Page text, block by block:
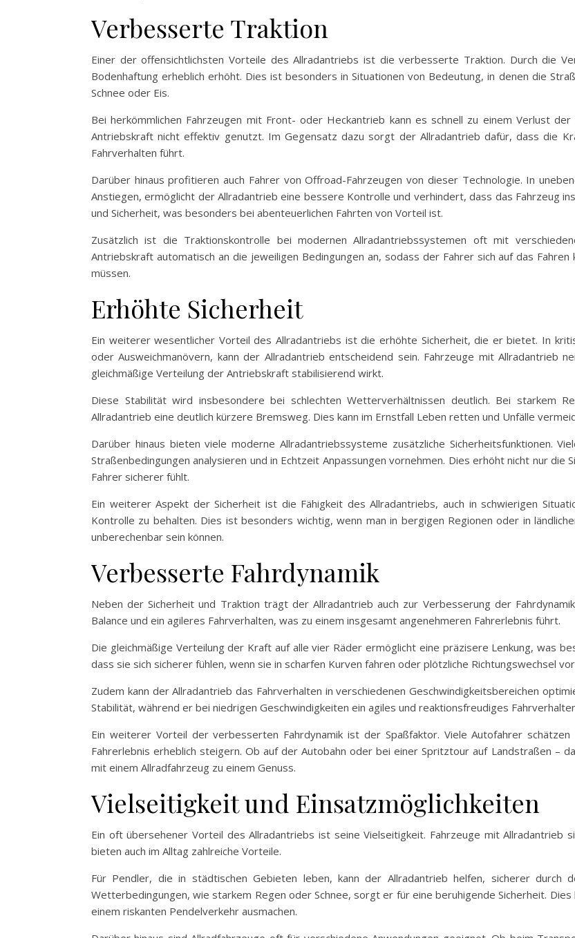
Verbesserte Traktion
Einer der offensichtlichsten Vorteile des Allradantriebs ist die verbesserte Traktion. Durch die
Bodenhaftung erheblich erhöht. Dies ist besonders in Situationen von Bedeutung, in denen die
Schnee oder Eis.
Bei herkömmlichen Fahrzeugen mit Front- oder Heckantrieb kann es schnell zu einem Verlust
Antriebskraft nicht effektiv genutzt. Im Gegensatz dazu sorgt der Allradantrieb dafür, dass die
Fahrverhalten führt.
Darüber hinaus profitieren auch Fahrer von Offroad-Fahrzeugen von dieser Technologie. In
Anstiegen, ermöglicht der Allradantrieb eine bessere Kontrolle und verhindert, dass das Fahrzeug
und Sicherheit, was besonders bei abenteuerlichen Fahrten von Vorteil ist.
Zusätzlich ist die Traktionskontrolle bei modernen Allradantriebssystemen oft mit
Antriebskraft automatisch an die jeweiligen Bedingungen an, sodass der Fahrer sich auf das
müssen.
Erhöhte Sicherheit
Ein weiterer wesentlicher Vorteil des Allradantriebs ist die erhöhte Sicherheit, die er bietet. In
oder Ausweichmanövern, kann der Allradantrieb entscheidend sein. Fahrzeuge mit Allradantrieb
gleichmäßige Verteilung der Antriebskraft stabilisierend wirkt.
Diese Stabilität wird insbesondere bei schlechten Wetterverhältnissen deutlich. Bei starkem
Allradantrieb eine deutlich kürzere Bremsweg. Dies kann im Ernstfall Leben retten und Unfälle
Darüber hinaus bieten viele moderne Allradantriebssysteme zusätzliche Sicherheitsfunktionen.
Straßenbedingungen analysieren und in Echtzeit Anpassungen vornehmen. Dies erhöht nicht nur die
Fahrer sicherer fühlt.
Ein weiterer Aspekt der Sicherheit ist die Fähigkeit des Allradantriebs, auch in schwierigen
Kontrolle zu behalten. Dies ist besonders wichtig, wenn man in bergigen Regionen oder in
unberechenbar sein können.
Verbesserte Fahrdynamik
Neben der Sicherheit und Traktion trägt der Allradantrieb auch zur Verbesserung der
Balance und ein agileres Fahrverhalten, was zu einem insgesamt angenehmeren Fahrerlebnis führt.
Die gleichmäßige Verteilung der Kraft auf alle vier Räder ermöglicht eine präzisere Lenkung, was
dass sie sich sicherer fühlen, wenn sie in scharfen Kurven fahren oder plötzliche Richtungswechsel
Zudem kann der Allradantrieb das Fahrverhalten in verschiedenen Geschwindigkeitsbereichen
Stabilität, während er bei niedrigen Geschwindigkeiten ein agiles und reaktionsfreudiges
Ein weiterer Vorteil der verbesserten Fahrdynamik ist der Spaßfaktor. Viele Autofahrer
Fahrerlebnis erheblich steigern. Ob auf der Autobahn oder bei einer Spritztour auf Landstraßen –
mit einem Allradfahrzeug zu einem Genuss.
Vielseitigkeit und Einsatzmöglichkeiten
Ein oft übersehener Vorteil des Allradantriebs ist seine Vielseitigkeit. Fahrzeuge mit Allradantrieb
bieten auch im Alltag zahlreiche Vorteile.
Für Pendler, die in städtischen Gebieten leben, kann der Allradantrieb helfen, sicherer durch
Wetterbedingungen, wie starkem Regen oder Schnee, sorgt er für eine beruhigende Sicherheit.
einem riskanten Pendelverkehr ausmachen.